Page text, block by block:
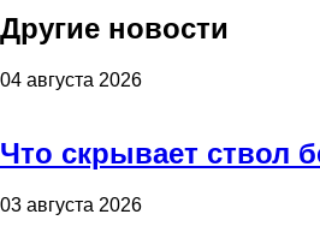
Другие новости
04 августа 2026
Что скрывает ствол
03 августа 2026